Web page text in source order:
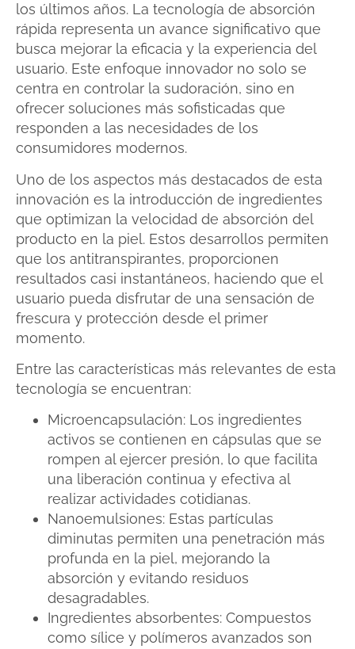
los últimos años. La tecnología de absorción
rápida representa un avance significativo que
busca mejorar la eficacia y la experiencia del
usuario. Este enfoque innovador no solo se
centra en controlar la sudoración, sino en
ofrecer soluciones más sofisticadas que
responden a las necesidades de los
consumidores modernos.
Uno de los aspectos más destacados de esta
innovación es la introducción de ingredientes
que optimizan la velocidad de absorción del
producto en la piel. Estos desarrollos permiten
que los antitranspirantes, proporcionen
resultados casi instantáneos, haciendo que el
usuario pueda disfrutar de una sensación de
frescura y protección desde el primer
momento.
Entre las características más relevantes de esta
tecnología se encuentran:
Microencapsulación: Los ingredientes
activos se contienen en cápsulas que se
rompen al ejercer presión, lo que facilita
una liberación continua y efectiva al
realizar actividades cotidianas.
Nanoemulsiones: Estas partículas
diminutas permiten una penetración más
profunda en la piel, mejorando la
absorción y evitando residuos
desagradables.
Ingredientes absorbentes: Compuestos
como sílice y polímeros avanzados son